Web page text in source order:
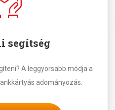
segítség
A leggyorsabb módja a
adományozás.